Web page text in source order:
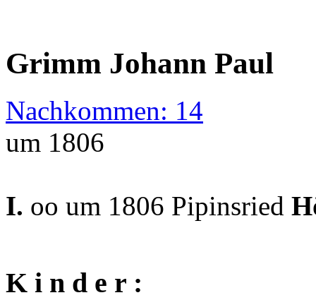
Grimm Johann Paul
Nachkommen: 14
um 1806
I. oo um 1806 Pipinsried
K i n d e r :